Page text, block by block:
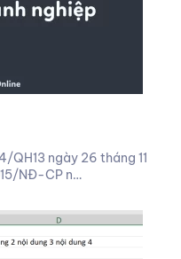
ngày 26 tháng 11
NĐ-CP n…